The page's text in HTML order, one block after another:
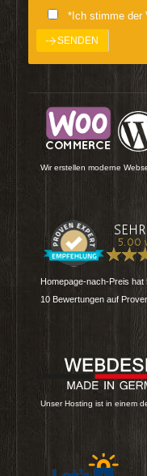
*Ich stimme der
Wir erstellen moderne
Homepage-nach-Preis hat
10 Bewertungen auf
Unser Hosting ist in einem